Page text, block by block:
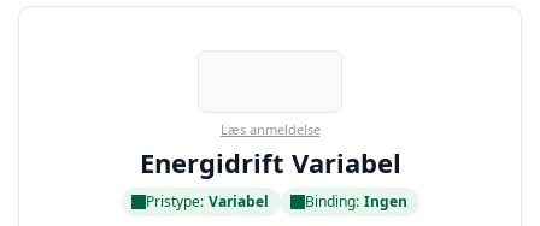
Læs anmeldelse
Energidrift Variabel
Pristype: Variabel Binding: Ingen